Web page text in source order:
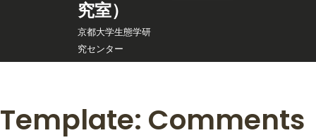
究室）
京都大学生態学研
究センター
Template: Comments